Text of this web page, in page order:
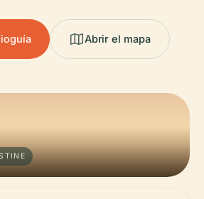
Abrir el mapa